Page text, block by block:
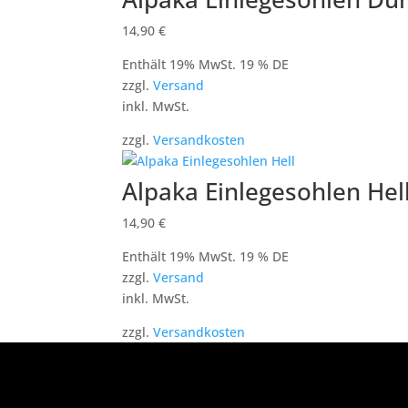
14,90€
Enthält 19% MwSt. 19 % DE
zzgl.Versand
inkl. MwSt.
zzgl.Versandkosten
Alpaka Einlegesohlen
14,90€
Enthält 19% MwSt. 19 % DE
zzgl.Versand
inkl. MwSt.
zzgl.Versandkosten